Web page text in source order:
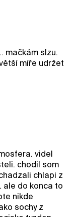
mačkám slzu.
míře udržet
videl
chodil som
chlapi z
ale do konca to
nikde
sochy z